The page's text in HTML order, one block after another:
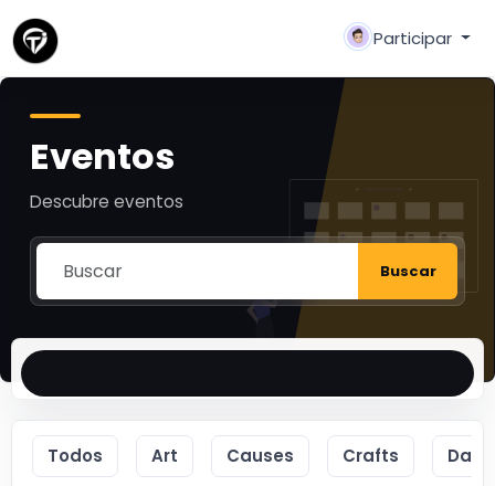
Participar
Eventos
Descubre eventos
Buscar
Todos Art Causes Crafts